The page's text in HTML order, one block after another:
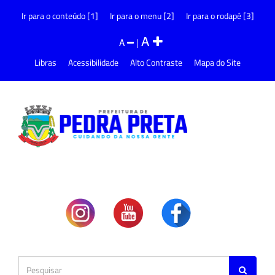
Ir para o conteúdo [1] Ir para o menu [2] Ir para o rodapé [3]
A |A
Libras Acessibilidade Alto Contraste Mapa do Site